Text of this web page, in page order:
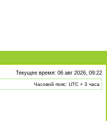
Текущее время: 06 авг 2026, 09:22
Часовой пояс: UTC + 3 часа